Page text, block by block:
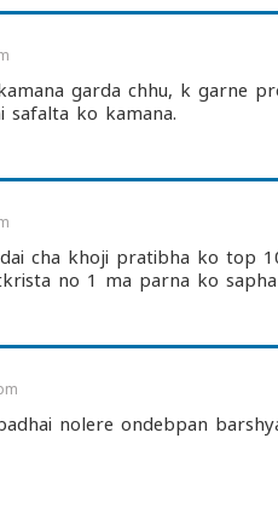
garda chhu, k garne
safalta ko kamana.
cha khoji pratibha ko top
no 1 ma parna ko
nolere ondebpan